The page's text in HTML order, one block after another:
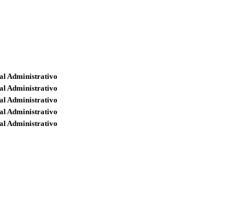
Administrativo
Administrativo
Administrativo
Administrativo
Administrativo